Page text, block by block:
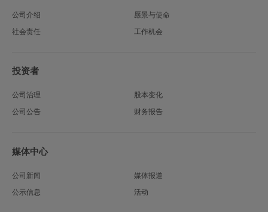
公司介绍
愿景与使命
社会责任
工作机会
投资者
公司治理
股本变化
公司公告
财务报告
媒体中心
公司新闻
媒体报道
公示信息
活动